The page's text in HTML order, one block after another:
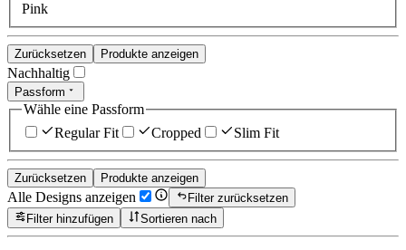
Pink
Zurücksetzen Produkte anzeigen
Nachhaltig
Passform
Wähle eine Passform
Regular Fit
Cropped Slim Fit
Zurücksetzen Produkte anzeigen
Alle Designs anzeigen
Filter zurücksetzen
Filter hinzufügen
Sortieren nach